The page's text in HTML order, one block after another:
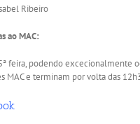
Ribeiro
ao MAC:
feira, podendo excecionalmente
MAC e terminam por volta das